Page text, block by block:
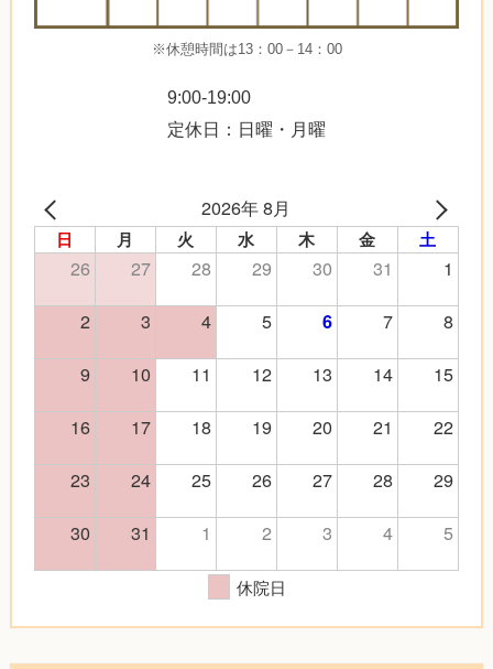
※休憩時間は13：00－14：00
9:00-19:00
定休日：日曜・月曜
2026年 8月
日 月 火 水 木 金 土
26 27 28 29 30 31
1
2
3 4 5 6 7
8
9
10 11 12 13 14
15
16
17 18 19 20 21
22
23
24 25 26 27 28
29
30
31 1 2 3 4 5
休院日